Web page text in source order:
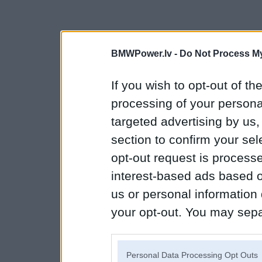
BMWPower.lv - Do Not Process
If you wish to opt-out of
processing of your
targeted advertising by
section to confirm your
opt-out request is
interest-based ads based
us or personal
your opt-out. You may
Personal Data Processing Opt Outs